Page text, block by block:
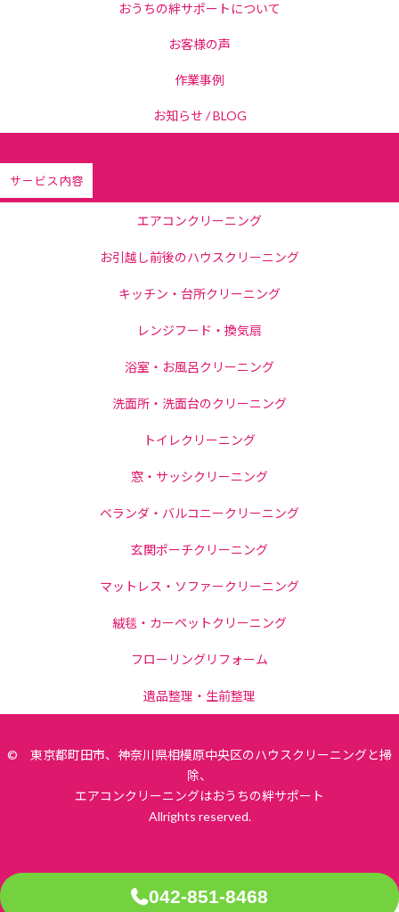
042-851-8468
おうちの絆サポートについて
お客様の声
作業事例
お知らせ / BLOG
サービス内容
エアコンクリーニング
お引越し前後のハウスクリーニング
キッチン・台所クリーニング
レンジフード・換気扇
浴室・お風呂クリーニング
洗面所・洗面台のクリーニング
トイレクリーニング
窓・サッシクリーニング
ベランダ・バルコニークリーニング
玄関ポーチクリーニング
マットレス・ソファークリーニング
絨毯・カーペットクリーニング
フローリングリフォーム
遺品整理・生前整理
© 東京都町田市、神奈川県相模原中央区のハウスクリーニングと掃
除、
エアコンクリーニングはおうちの絆サポート
Allrights reserved.